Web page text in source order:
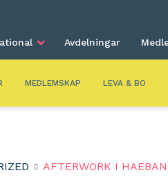
Avdelningar
MEDLEMSKAP LEVA & BO
AFTERWORK I